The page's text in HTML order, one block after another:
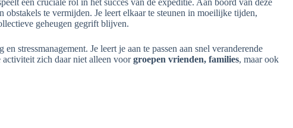
een cruciale rol in het succes van de expeditie. Aan boord van deze
te vermijden. Je leert elkaar te steunen in moeilijke tijden,
geheugen gegrift blijven.
stressmanagement. Je leert je aan te passen aan snel veranderende
activiteit zich daar niet alleen voorgroepen vrienden, families, maar ook